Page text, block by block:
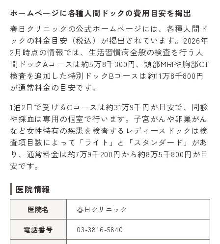
ホームページに各種人間ドックの費用目安を掲出
春日クリニックの公式ホームページには、各種人間ド
ックの料金目安（税込）が掲出されています。2026年
2月時点の情報では、生活習慣病全般の検査を行う人
間ドックAコースは約5万8千300円、頭部MRIや胸部CT
検査を追加した特別ドックBコースは約11万8千800円
が通常料金の目安です。
1泊2日で受けるCコースは約31万9千円が目安で、問診
や採血は専用の個室で行います。子宮がんや卵巣がん
など女性特有の疾患を検査するレディースドックは検
査項目数によって「ライト」と「スタンダード」があ
り、通常料金は約7万9千200円から約8万5千800円が目
安です。
医院情報
医院名 春日クリニック
電話番号 03-3816-5840